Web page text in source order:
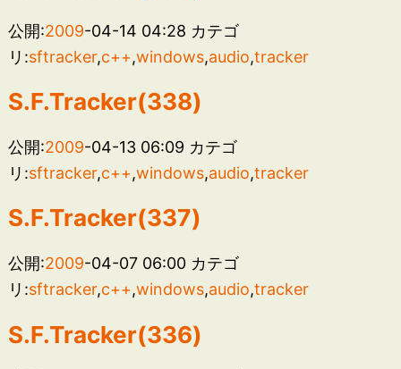
公開:2009-04-14 04:28 カテゴ
リ:sftracker,c++,windows,audio,tracker
S.F.Tracker(338)
公開:2009-04-13 06:09 カテゴ
リ:sftracker,c++,windows,audio,tracker
S.F.Tracker(337)
公開:2009-04-07 06:00 カテゴ
リ:sftracker,c++,windows,audio,tracker
S.F.Tracker(336)